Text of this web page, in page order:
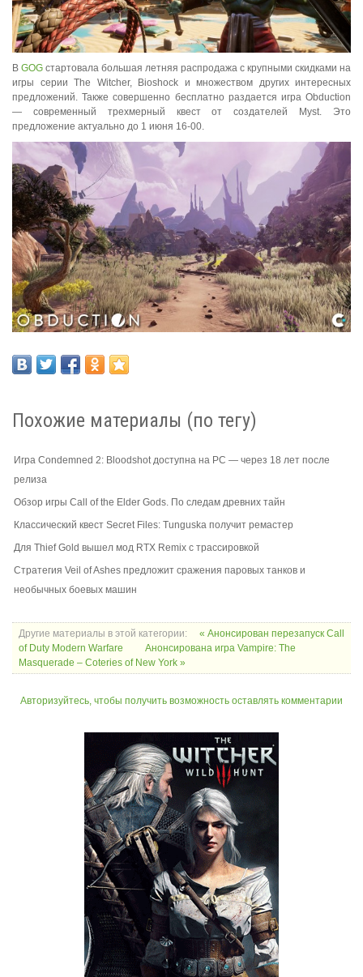
В GOG стартовала большая летняя распродажа с крупными скидками на
игры серии The Witcher, Bioshock и множеством других интересных
предложений. Также совершенно бесплатно раздается игра Obduction
— современный трехмерный квест от создателей Myst. Это
предложение актуально до 1 июня 16-00.
Похожие материалы (по тегу)
Игра Condemned 2: Bloodshot доступна на PC — через 18 лет после
релиза
Обзор игры Call of the Elder Gods. По следам древних тайн
Классический квест Secret Files: Tunguska получит ремастер
Для Thief Gold вышел мод RTX Remix с трассировкой
Стратегия Veil of Ashes предложит сражения паровых танков и
необычных боевых машин
Другие материалы в этой категории:
« Анонсирован перезапуск Call
of Duty Modern Warfare
Анонсирована игра Vampire: The
Masquerade – Coteries of New York »
Авторизуйтесь, чтобы получить возможность оставлять комментарии